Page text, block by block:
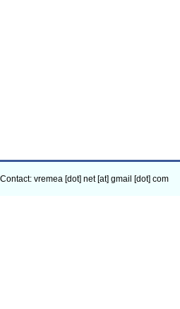
Contact: vremea [dot] net [at] gmail [dot] com